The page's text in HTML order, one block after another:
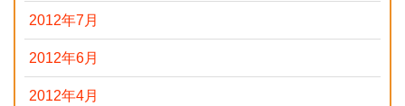
2012年7月
2012年6月
2012年4月